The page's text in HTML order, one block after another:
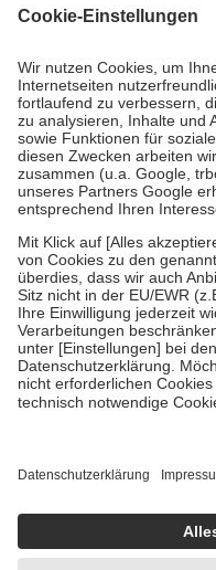
Grundsätzlich leisten
höchstens zehn Euro.
Es
Kosten der Leistung zu
Diese Regeln gelten
Bei Heilmitteln und
Zuzahlung zehn Prozent der
Verordnung.
Um das Engagement der
stärken und die besondere
fallenkeine Zuzahlungenan
• Kindern und Jugendlichen
mit Ausnahme der
• Untersuchungen zur
GKV getragen werden
• empfohlenen
• Harn- und Blutteststreifen
getroffen, um
https://help.etrusted.com/
Einige Bilder und Inhalte